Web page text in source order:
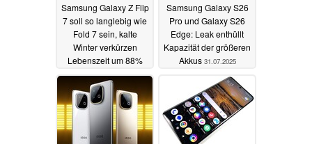
Samsung Galaxy Z Flip
7 soll so langlebig wie
Fold 7 sein, kalte
Winter verkürzen
Lebenszeit um 88%
31.07.2025
Samsung Galaxy S26
Pro und Galaxy S26
Edge: Leak enthüllt
Kapazität der größeren
Akkus 31.07.2025